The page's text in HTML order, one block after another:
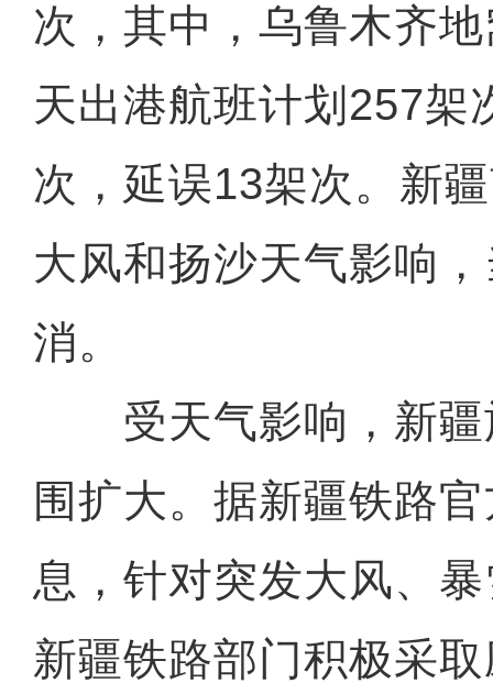
次，其中，乌鲁木齐
天出港航班计划257架
次，延误13架次。新
大风和扬沙天气影响
消。
受天气影响，新疆
围扩大。据新疆铁路
息，针对突发大风、
新疆铁路部门积极采